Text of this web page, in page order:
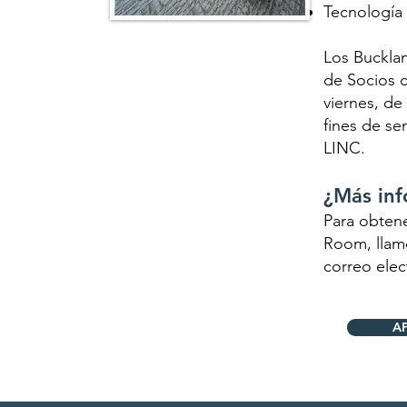
Los
de Socios
viernes,
fines de
LINC.
¿Más
Para
Room,
correo